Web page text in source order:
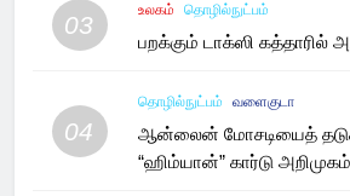
03
உலகம் தொழில்நுட்பம்
பறக்கும் டாக்ஸி கத்தாரில்
04
தொழில்நுட்பம் வளைகுடா
ஆன்லைன் மோசடியைத்
“ஹிம்யான்” கார்டு